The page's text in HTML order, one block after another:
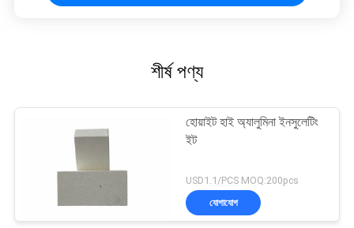
শীর্ষ পণ্য
হোয়াইট হাই অ্যালুমিনা ইনসুলেটিং
ইট
USD1.1/PCS MOQ:200pcs
যোগাযোগ